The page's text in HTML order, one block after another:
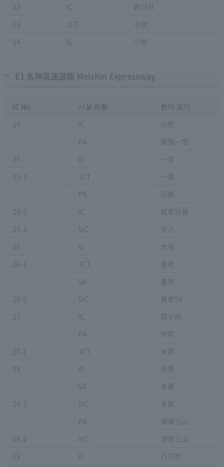
22 IC
春日井
23
JCT
小牧
24
IC 小牧
E1 名神高速道路 Meishin Expressway
24
IC
小牧
PA
尾張一宮
25
IC
一宮
25-1
JCT
一宮
PA
羽島
25-2
IC
岐阜羽島
25-3
SIC
安八
26
IC
大垣
26-1
JCT
養老
SA
養老
26-2
SIC
養老SA
27
IC
関ヶ原
PA
伊吹
27-1
JCT
米原
28
IC
彦根
SA
多賀
28-1
SIC
多賀
PA
湖東三山
28-2
SIC
湖東三山
29
IC 八日市